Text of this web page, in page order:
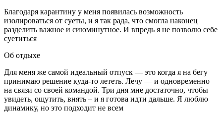
Благодаря карантину у меня появилась возможность
изолироваться от суеты, и я так рада, что смогла наконец
разделить важное и сиюминутное. И впредь я не позволю себе
суетиться
Об отдыхе
Для меня же самой идеальный отпуск — это когда я на бегу
принимаю решение куда-то лететь. Лечу — и одновременно
на связи со своей командой. Три дня мне достаточно, чтобы
увидеть, ощутить, внять – и я готова идти дальше. Я люблю
динамику, но это подходит не всем